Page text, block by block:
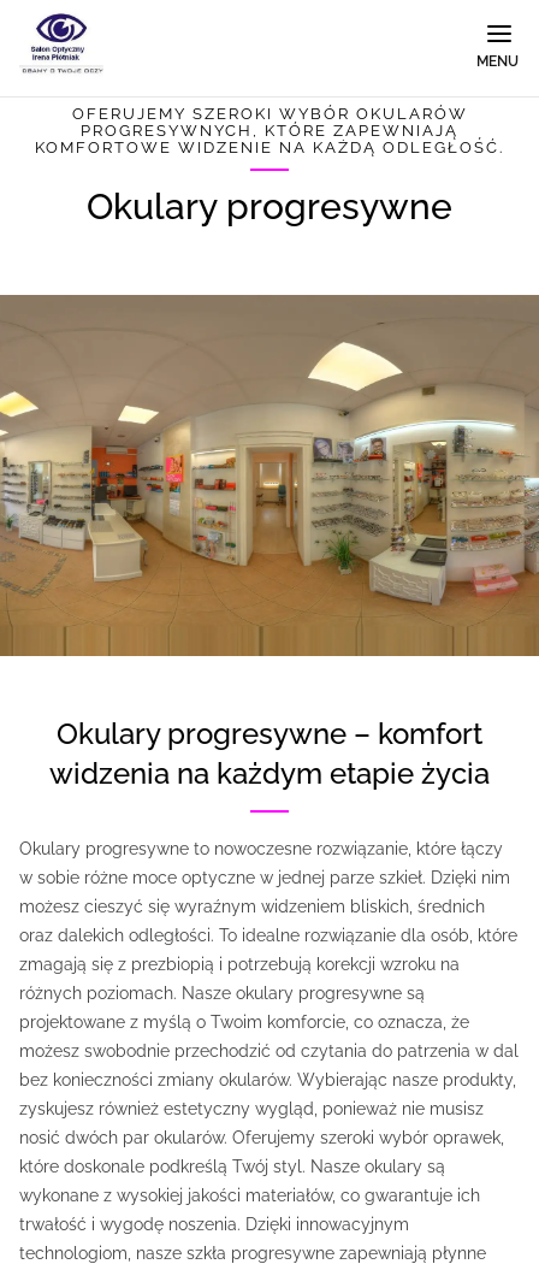
MENU
OFERUJEMY SZEROKI WYBÓR OKULARÓW
PROGRESYWNYCH, KTÓRE ZAPEWNIAJĄ
KOMFORTOWE WIDZENIE NA KAŻDĄ ODLEGŁOŚĆ.
Okulary progresywne
okulary progresywne – komfort
widzenia na każdym etapie życia
Okulary progresywne to nowoczesne rozwiązanie, które łączy
w sobie różne moce optyczne w jednej parze szkieł. Dzięki nim
możesz cieszyć się wyraźnym widzeniem bliskich, średnich
oraz dalekich odległości. To idealne rozwiązanie dla osób, które
zmagają się z prezbiopią i potrzebują korekcji wzroku na
różnych poziomach. Nasze okulary progresywne są
projektowane z myślą o Twoim komforcie, co oznacza, że
możesz swobodnie przechodzić od czytania do patrzenia w dal
bez konieczności zmiany okularów. Wybierając nasze produkty,
zyskujesz również estetyczny wygląd, ponieważ nie musisz
nosić dwóch par okularów. Oferujemy szeroki wybór oprawek,
które doskonale podkreślą Twój styl. Nasze okulary są
wykonane z wysokiej jakości materiałów, co gwarantuje ich
trwałość i wygodę noszenia. Dzięki innowacyjnym
technologiom, nasze szkła progresywne zapewniają płynne